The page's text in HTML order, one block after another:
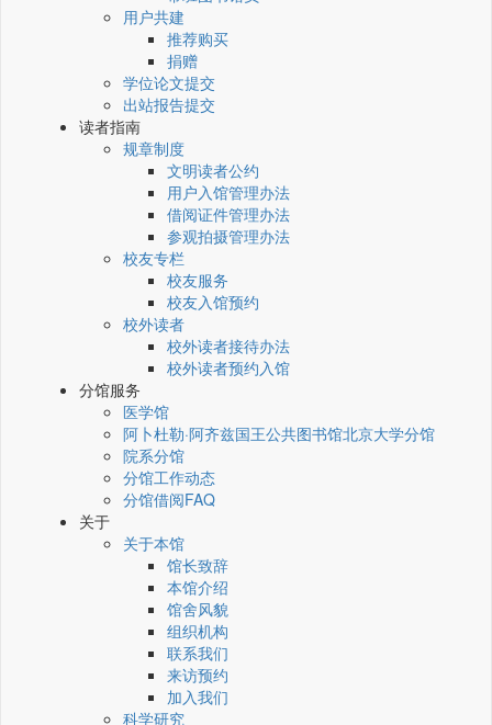
用户共建
推荐购买
捐赠
学位论文提交
出站报告提交
读者指南
规章制度
文明读者公约
用户入馆管理办法
借阅证件管理办法
参观拍摄管理办法
校友专栏
校友服务
校友入馆预约
校外读者
校外读者接待办法
校外读者预约入馆
分馆服务
医学馆
阿卜杜勒·阿齐兹国王公共图书馆北京大学分馆
院系分馆
分馆工作动态
分馆借阅FAQ
关于
关于本馆
馆长致辞
本馆介绍
馆舍风貌
组织机构
联系我们
来访预约
加入我们
科学研究